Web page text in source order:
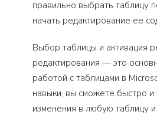
правильно выбрать таблицу
начать редактирование ее
Выбор таблицы и активация
редактирования — это
работой с таблицами в
навыки, вы сможете быстро и
изменения в любую таблицу